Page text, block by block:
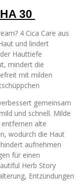
30
4 Cica Care aus
und lindert
Hauttiefe
mindert die
mit milden
gemeinsam
und schnell. Milde
entfernen alte
wodurch die Haut
aufnehmen
für einen
Herb Story
Entzündungen